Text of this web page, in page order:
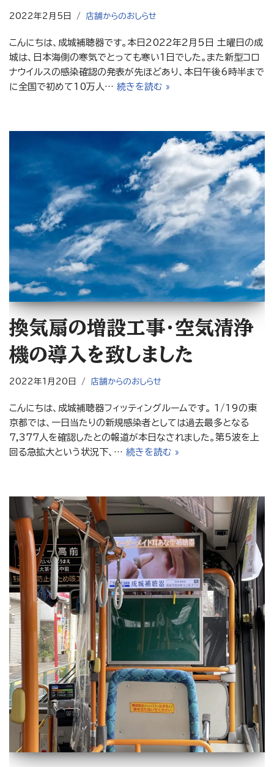
2022年2月5日 店舗からのおしらせ
こんにちは、成城補聴器です。本日2022年2月5日 土曜日の成
城は、日本海側の寒気でとっても寒い1日でした。また新型コロ
ナウイルスの感染確認の発表が先ほどあり、本日午後6時半まで
に全国で初めて10万人… 続きを読む »
換気扇の増設工事・空気清浄
機の導入を致しました
2022年1月20日 店舗からのおしらせ
こんにちは、成城補聴器フィッティングルームです。 1/19の東
京都では、一日当たりの新規感染者としては過去最多となる
7,377人を確認したとの報道が本日なされました。第5波を上
回る急拡大という状況下、… 続きを読む »